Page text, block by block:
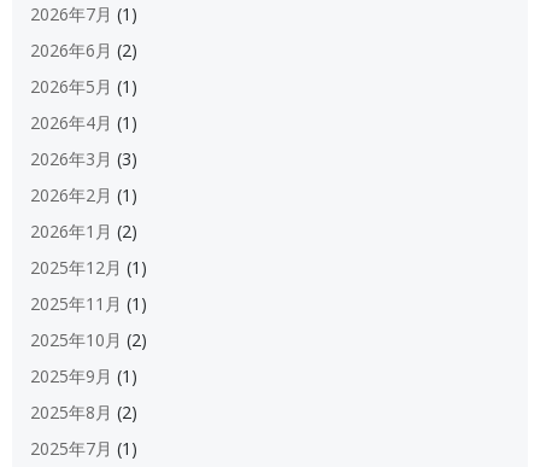
2026年7月 (1)
2026年6月 (2)
2026年5月 (1)
2026年4月 (1)
2026年3月 (3)
2026年2月 (1)
2026年1月 (2)
2025年12月 (1)
2025年11月 (1)
2025年10月 (2)
2025年9月 (1)
2025年8月 (2)
2025年7月 (1)